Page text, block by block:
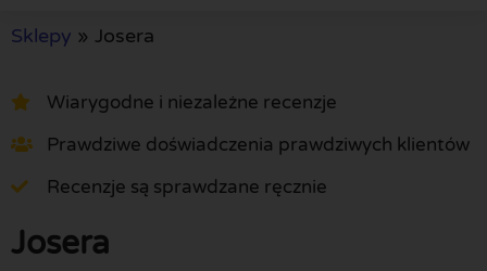
Sklepy » Josera
Wiarygodne i niezależne recenzje
Prawdziwe doświadczenia prawdziwych klientów
Recenzje są sprawdzane ręcznie
Josera